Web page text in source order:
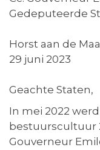
Gedeputeerde
Horst aan de
29 juni 2023
Geachte Staten,
In mei 2022
bestuurscultuur
Gouverneur